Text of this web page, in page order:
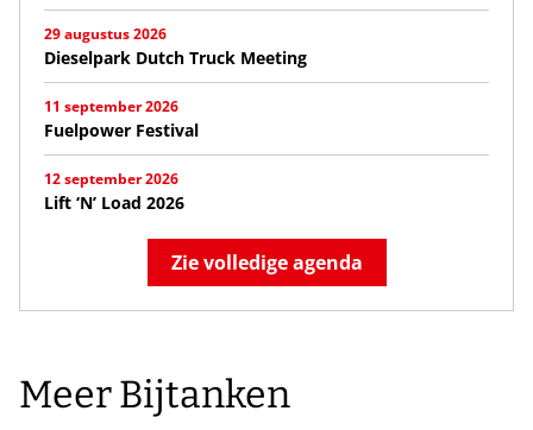
29 augustus 2026
Dieselpark Dutch Truck Meeting
11 september 2026
Fuelpower Festival
12 september 2026
Lift ‘N’ Load 2026
Zie volledige agenda
Meer Bijtanken